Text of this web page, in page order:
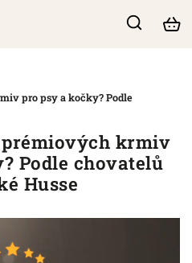
pro psy a kočky? Podle
krmiv
Podle chovatelů
Husse